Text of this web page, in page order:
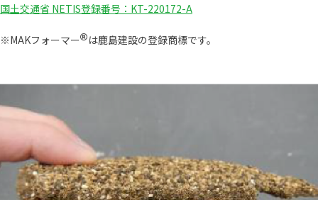
国土交通省 NETIS登録番号：KT-220172-A
※MAKフォーマー は鹿島建設の登録商標です。